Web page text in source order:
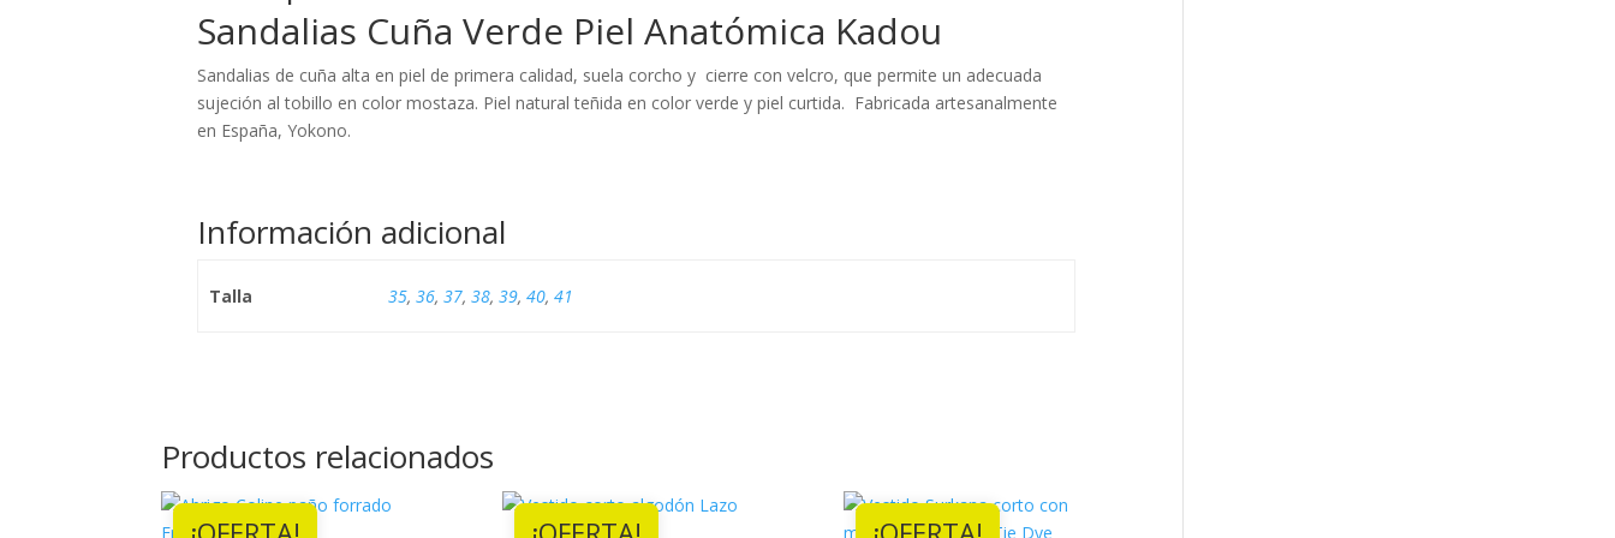
Sandalias Cuña Verde Piel Anatómica Kadou
Sandalias de cuña alta en piel de primera calidad, suela corcho y cierre con velcro, que permite un adecuada
sujeción al tobillo en color mostaza. Piel natural teñida en color verde y piel curtida. Fabricada artesanalmente
en España, Yokono.
Información adicional
Talla 35, 36, 37, 38, 39, 40, 41
Productos relacionados